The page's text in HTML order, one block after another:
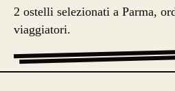
2 ostelli selezionati a Parma,
viaggiatori.